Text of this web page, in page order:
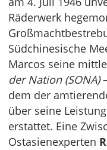
Räderwerk
Südchinesische
Marcos seine
der Nation (SONA)
dem der
über seine
erstattet. Eine
Ostasienexperten